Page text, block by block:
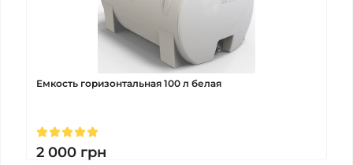
Емкость горизонтальная 100 л белая
2 000 грн